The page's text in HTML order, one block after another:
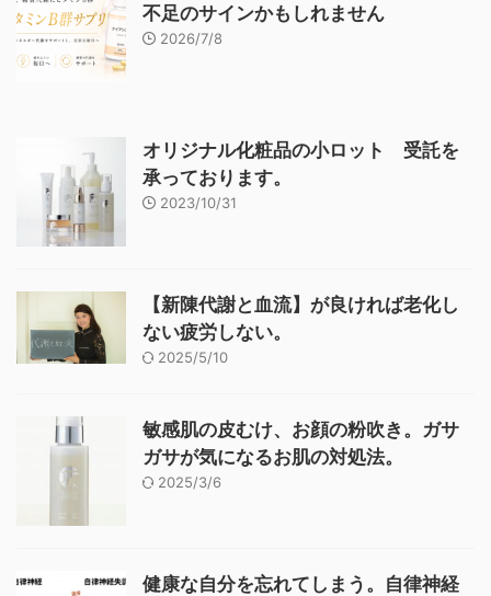
不足のサインかもしれません
2026/7/8
オリジナル化粧品の小ロット 受託を
承っております。
2023/10/31
【新陳代謝と血流】が良ければ老化し
ない疲労しない。
2025/5/10
敏感肌の皮むけ、お顔の粉吹き。ガサ
ガサが気になるお肌の対処法。
2025/3/6
健康な自分を忘れてしまう。自律神経